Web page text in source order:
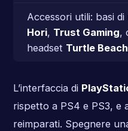
Accessori utili: basi di
Hori, Trust Gaming,
headset Turtle Beach
L’interfaccia di
rispetto a PS4 e PS3, e
reimparati. Spegnere